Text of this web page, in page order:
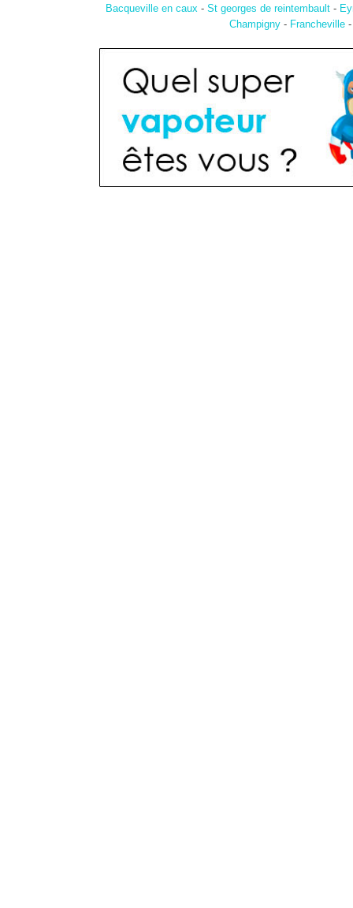
Bacqueville en caux - St georges de reintembault -
Champigny- Francheville